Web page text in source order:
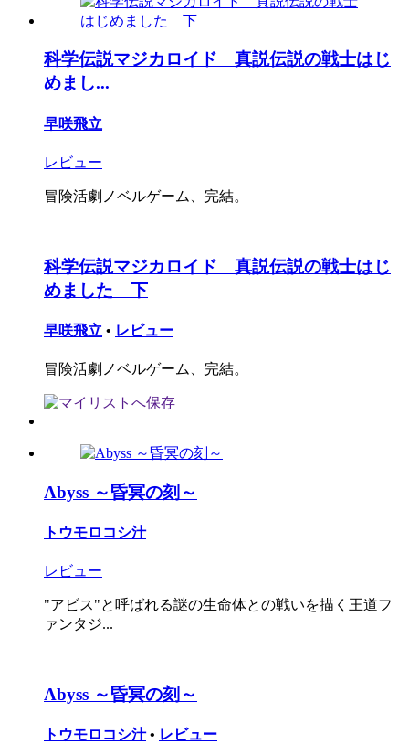
科学伝説マジカロイド 真説伝説の戦士はじ
めまし...
早咲飛立
レビュー
冒険活劇ノベルゲーム、完結。
科学伝説マジカロイド 真説伝説の戦士はじ
めました 下
早咲飛立 • レビュー
冒険活劇ノベルゲーム、完結。
Abyss ～昏冥の刻～
トウモロコシ汁
レビュー
"アビス"と呼ばれる謎の生命体との戦いを描く王道フ
ァンタジ...
Abyss ～昏冥の刻～
トウモロコシ汁 • レビュー